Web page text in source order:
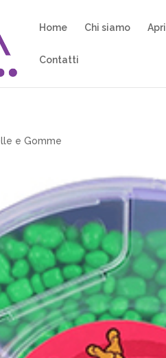
Home Chi siamo
Contatti
e Gomme